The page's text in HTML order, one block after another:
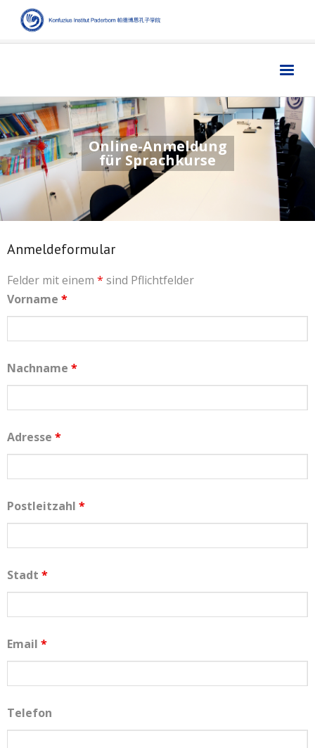
Home主页
Institut学院
Aktuelles新闻
Sprache 语言
Kultur文化
Digitales数字媒体
Business 商业
Links链接
Online-Anmeldung
für Sprachkurse
Anmeldeformular
Felder mit einem * sind Pflichtfelder
Vorname *
Nachname *
Adresse *
Postleitzahl *
Stadt *
Email *
Telefon